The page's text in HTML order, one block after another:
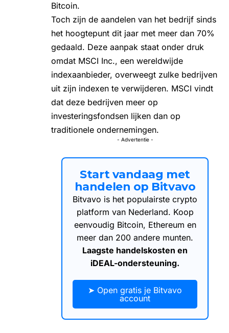
Bitcoin.
Toch zijn de aandelen van het bedrijf sinds
het hoogtepunt dit jaar met meer dan 70%
gedaald. Deze aanpak staat onder druk
omdat MSCI Inc., een wereldwijde
indexaanbieder, overweegt zulke bedrijven
uit zijn indexen te verwijderen. MSCI vindt
dat deze bedrijven meer op
investeringsfondsen lijken dan op
traditionele ondernemingen.
- Advertentie -
Start vandaag met
handelen op Bitvavo
Bitvavo is het populairste crypto
platform van Nederland. Koop
eenvoudig Bitcoin, Ethereum en
meer dan 200 andere munten.
Laagste handelskosten en
iDEAL-ondersteuning.
➤ Open gratis je Bitvavo
account